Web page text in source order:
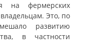
на фермерских
Это, по
развитию
в частности